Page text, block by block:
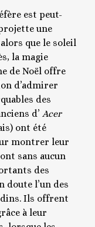
est peut-
une
que le soleil
la magie
de Noël offre
d’admirer
des
d’ Acer
ont été
montrer leur
sans aucun
des
doute l’un des
Ils offrent
à leur